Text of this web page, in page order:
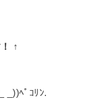
↑
_))ﾍﾟｺﾘﾝ.